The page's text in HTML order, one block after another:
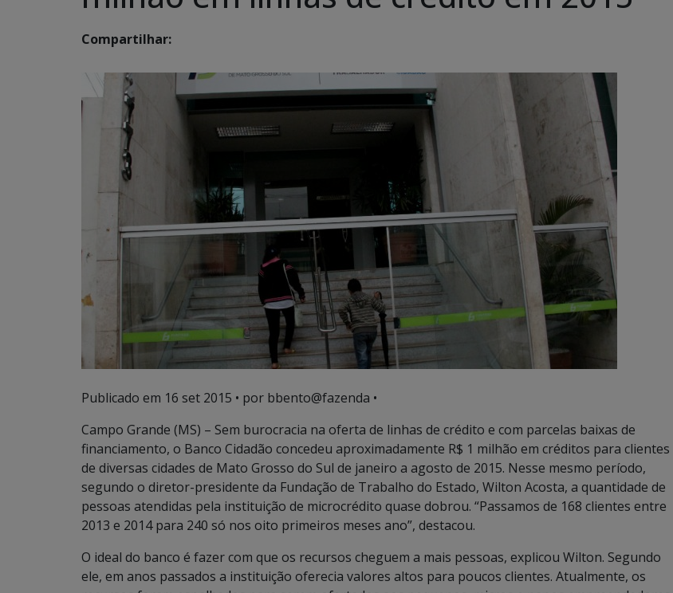
Compartilhar:
Publicado em 16 set 2015 • por bbento@fazenda •
Campo Grande (MS) – Sem burocracia na oferta de linhas de crédito e com parcelas baixas de
financiamento, o Banco Cidadão concedeu aproximadamente R$ 1 milhão em créditos para clientes
de diversas cidades de Mato Grosso do Sul de janeiro a agosto de 2015. Nesse mesmo período,
segundo o diretor-presidente da Fundação de Trabalho do Estado, Wilton Acosta, a quantidade de
pessoas atendidas pela instituição de microcrédito quase dobrou. “Passamos de 168 clientes entre
2013 e 2014 para 240 só nos oito primeiros meses ano”, destacou.
O ideal do banco é fazer com que os recursos cheguem a mais pessoas, explicou Wilton. Segundo
ele, em anos passados a instituição oferecia valores altos para poucos clientes. Atualmente, os